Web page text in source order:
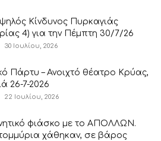
Κίνδυνος Πυρκαγιάς
4) για την Πέμπτη 30/7/26
30 Ιουλίου, 2026
Πάρτυ – Ανοιχτό θέατρο Κρύας,
26-7-2026
22 Ιουλίου, 2026
φιάσκο με το ΑΠΟΛΛΩΝ.
χάθηκαν, σε βάρος